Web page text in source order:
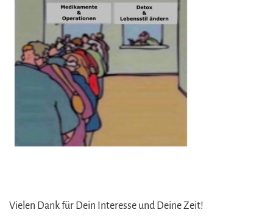
Vielen Dank für Dein Interesse und Deine Zeit!